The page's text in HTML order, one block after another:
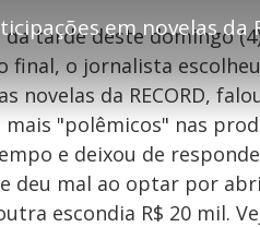
bloqueado
assisitr é de exibição exclusiva
tarde deste domingo
o jornalista
novelas da RECORD,
"polêmicos" nas
e deixou de
deu mal ao optar por
escondia R$ 20 mil.